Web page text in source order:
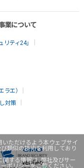
いただけるよう本ウェブサイ
び類似の技術を利用しており
する情報は、弊社及びサー
ポリシーをご覧ください。
業について
ティ24」
ラエ）
対策